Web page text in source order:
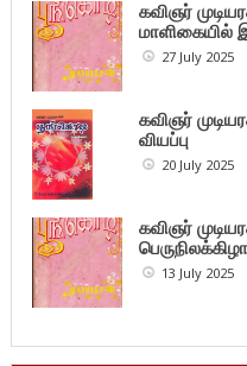
கவிஞர்
மாளிகையில்
27 July 2025
கவிஞர்
வியப்பு
20 July 2025
கவிஞர்
13 July 2025